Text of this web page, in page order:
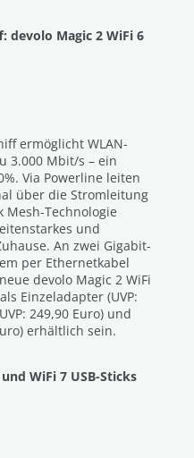
devolo Magic 2 WiFi 6
ermöglicht WLAN-
3.000 Mbit/s – ein
Via Powerline leiten
über die Stromleitung
Mesh-Technologie
und
An zwei Gigabit-
per Ethernetkabel
devolo Magic 2 WiFi
Einzeladapter (UVP:
249,90 Euro) und
erhältlich sein.
WiFi 7 USB-Sticks